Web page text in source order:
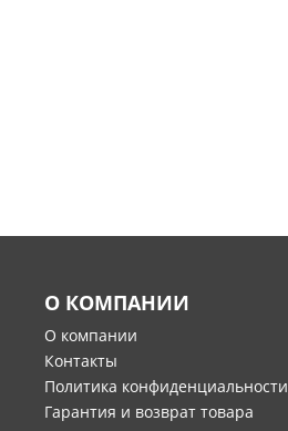
О КОМПАНИИ
О компании
Контакты
Политика конфиденциальности
Гарантия и возврат товара